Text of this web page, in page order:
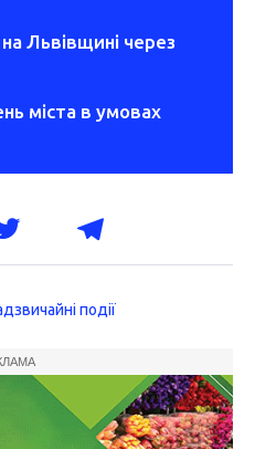
Львівщині через
міста в умовах
події